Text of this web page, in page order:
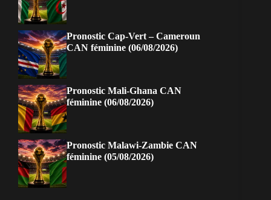
Pronostic Cap-Vert – Cameroun
CAN féminine (06/08/2026)
Pronostic Mali-Ghana CAN
féminine (06/08/2026)
Pronostic Malawi-Zambie CAN
féminine (05/08/2026)